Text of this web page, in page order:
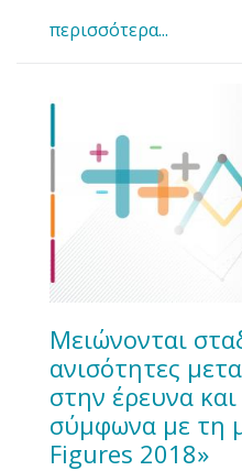
περισσότερα...
Μειώνονται
ανισότητες
στην έρευνα
σύμφωνα με τη
Figures 2018»